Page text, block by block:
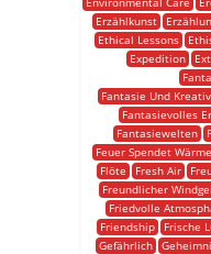
Erzählkunst
Ethical Lessons
Expedition
Fantasie Und
Fantasievolles
Fantasiewelten
Feuer Spendet Wärme
Flöte
Fresh Air
Freundlicher
Friedvolle
Friendship
Frische
Gefährlich